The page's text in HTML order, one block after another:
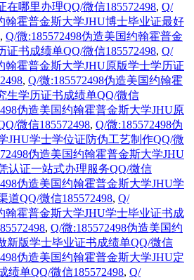
哪里办理QQ/微信185572498, Q/
翰霍普金斯大学JHU博士毕业证最好
, Q/微:185572498伪造美国约翰霍普金
书成绩单QQ/微信185572498, Q/
翰霍普金斯大学JHU原版学士学历证
, Q/微:185572498伪造美国约翰霍
生学历证书成绩单QQ/微信
伪造美国约翰霍普金斯大学JHU原
微信185572498, Q/微:185572498伪
JHU学士学位证防伪工艺制作QQ/微
伪造美国约翰霍普金斯大学JHU
认证一站式办理服务QQ/微信
伪造美国约翰霍普金斯大学JHU学
道QQ/微信185572498, Q/
翰霍普金斯大学JHU学士毕业证书成
, Q/微:185572498伪造美国约
新版学士毕业证书成绩单QQ/微信
伪造美国约翰霍普金斯大学JHU定
绩单QQ/微信185572498, Q/